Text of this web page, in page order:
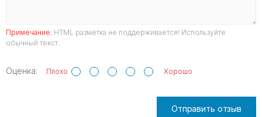
Примечание: HTML разметка не поддерживается! Используйте
обычный текст.
Оценка: Плохо Хорошо
Отправить отзыв